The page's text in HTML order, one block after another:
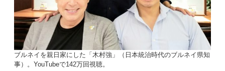
ブルネイを親日家にした「木村強」（日本統治時代のブルネイ県知
事）。YouTubeで142万回視聴。